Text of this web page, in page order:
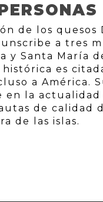
de los
a tres
y Santa María
histórica es
a América.
la actualidad
de calidad
de las islas.